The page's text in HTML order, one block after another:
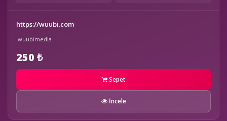
https://wuubi.com
wuubimedia
250 ₺
Sepet
İncele